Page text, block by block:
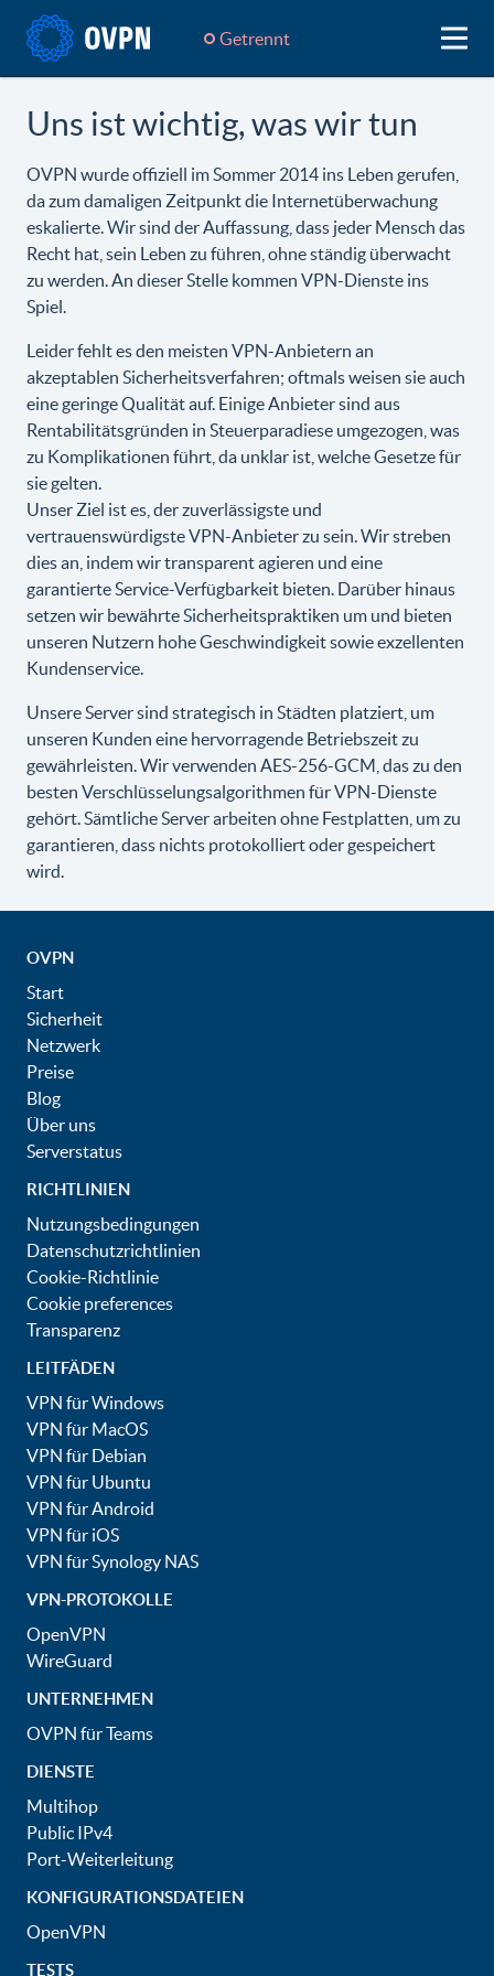
Getrennt
Uns ist wichtig, was wir tun
OVPN wurde offiziell im Sommer 2014 ins Leben gerufen,
da zum damaligen Zeitpunkt die Internetüberwachung
eskalierte. Wir sind der Auffassung, dass jeder Mensch das
Recht hat, sein Leben zu führen, ohne ständig überwacht
zu werden. An dieser Stelle kommen VPN-Dienste ins
Spiel.
Leider fehlt es den meisten VPN-Anbietern an
akzeptablen Sicherheitsverfahren; oftmals weisen sie auch
eine geringe Qualität auf. Einige Anbieter sind aus
Rentabilitätsgründen in Steuerparadiese umgezogen, was
zu Komplikationen führt, da unklar ist, welche Gesetze für
sie gelten.
Unser Ziel ist es, der zuverlässigste und
vertrauenswürdigste VPN-Anbieter zu sein. Wir streben
dies an, indem wir transparent agieren und eine
garantierte Service-Verfügbarkeit bieten. Darüber hinaus
setzen wir bewährte Sicherheitspraktiken um und bieten
unseren Nutzern hohe Geschwindigkeit sowie exzellenten
Kundenservice.
Unsere Server sind strategisch in Städten platziert, um
unseren Kunden eine hervorragende Betriebszeit zu
gewährleisten. Wir verwenden AES-256-GCM, das zu den
besten Verschlüsselungsalgorithmen für VPN-Dienste
gehört. Sämtliche Server arbeiten ohne Festplatten, um zu
garantieren, dass nichts protokolliert oder gespeichert
wird.
OVPN
Start
Sicherheit
Netzwerk
Preise
Blog
Über uns
Serverstatus
RICHTLINIEN
Nutzungsbedingungen
Datenschutzrichtlinien
Cookie-Richtlinie
Cookie preferences
Transparenz
LEITFÄDEN
VPN für Windows
VPN für MacOS
VPN für Debian
VPN für Ubuntu
VPN für Android
VPN für iOS
VPN für Synology NAS
VPN-PROTOKOLLE
OpenVPN
WireGuard
UNTERNEHMEN
OVPN für Teams
DIENSTE
Multihop
Public IPv4
Port-Weiterleitung
KONFIGURATIONSDATEIEN
OpenVPN
TESTS